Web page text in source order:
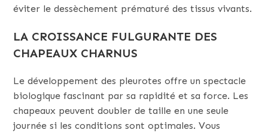
éviter le dessèchement prématuré des tissus vivants.
LA CROISSANCE FULGURANTE DES
CHAPEAUX CHARNUS
Le développement des pleurotes offre un spectacle
biologique fascinant par sa rapidité et sa force. Les
chapeaux peuvent doubler de taille en une seule
journée si les conditions sont optimales. Vous